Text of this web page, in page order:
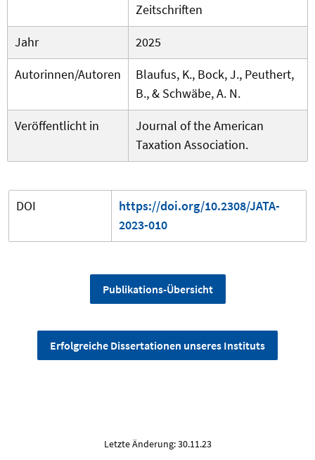
Zeitschriften
Jahr
2025
Autorinnen/Autoren
Blaufus, K., Bock, J., Peuthert,
B., & Schwäbe, A. N.
Veröffentlicht in
Journal of the American
Taxation Association.
DOI
https://doi.org/10.2308/JATA-
2023-010
Publikations-Übersicht
Erfolgreiche Dissertationen unseres Instituts
Letzte Änderung: 30.11.23